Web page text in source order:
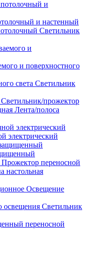
и настенный
Светильник
и поверхностного
Светильник
Светильник/прожектор
Лента/полоса
электрический
Прожектор переносной
настольная
Освещение
Светильник
переносной